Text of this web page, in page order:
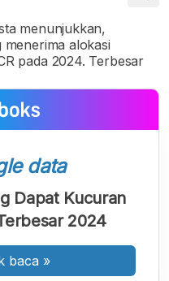
menunjukkan,
alokasi
pada 2024. Terbesar
data
Dapat Kucuran
2024
baca »